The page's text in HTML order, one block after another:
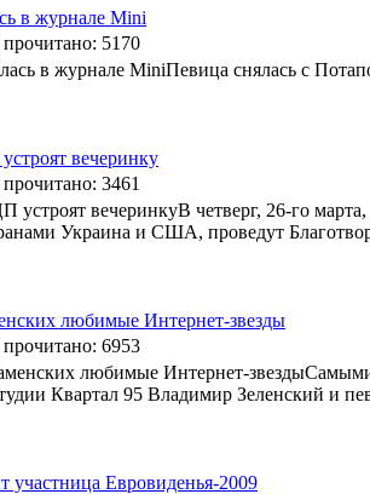
в журнале Mini
прочитано: 5170
Певица снялась с
вечеринку
3461
В четверг, 26-го
Украина и США, проведут
любимые Интернет-звезды
прочитано: 6953
Самыми
Квартал 95 Владимир Зеленский и
участница Евровиденья-2009